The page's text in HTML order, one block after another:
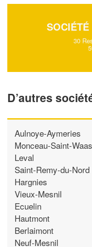
30
D’autres
Aulnoye-Aymeries
Monceau-Saint-
Leval
Saint-Remy-du-Nord
Hargnies
Vieux-Mesnil
Ecuelin
Hautmont
Berlaimont
Neuf-Mesnil